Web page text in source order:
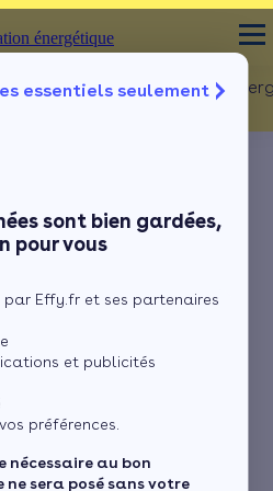
essentiels seulement
sont bien gardées,
pour vous
par Effy.fr et ses partenaires
et publicités
préférences.
nécessaire au bon
sera posé sans votre
nous Presse
énergétique Rénovation
Murs
Sols
énergétique
:
régulier
4 min de lecture